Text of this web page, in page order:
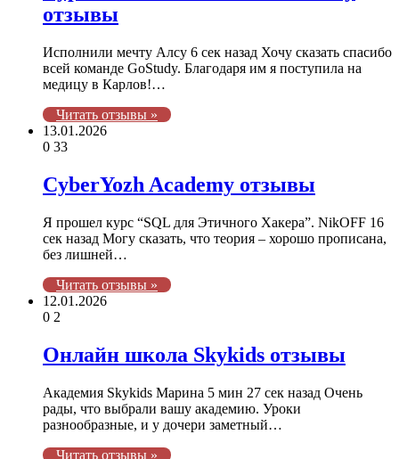
отзывы
Исполнили мечту Алсу 6 сек назад Хочу сказать спасибо
всей команде GoStudy. Благодаря им я поступила на
медицу в Карлов!…
Читать отзывы »
13.01.2026
0 33
CyberYozh Academy отзывы
Я прошел курс “SQL для Этичного Хакера”. NikOFF 16
сек назад Могу сказать, что теория – хорошо прописана,
без лишней…
Читать отзывы »
12.01.2026
0 2
​Онлайн школа Skykids отзывы
Академия Skykids Марина 5 мин 27 сек назад Очень
рады, что выбрали вашу академию. Уроки
разнообразные, и у дочери заметный…
Читать отзывы »